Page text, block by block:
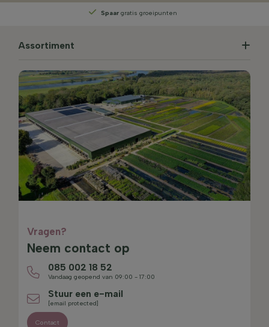
Spaargratis groeipunten
Assortiment
Vragen?
Neem contact op
085 002 18 52
Vandaag geopend van 09:00 - 17:00
Stuur een e-mail
[email protected]
Contact